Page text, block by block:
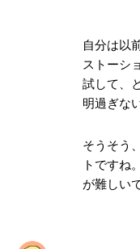
自分は以
ストーシ
試して、
明過ぎな
そうそう
ト ですね
が難しい